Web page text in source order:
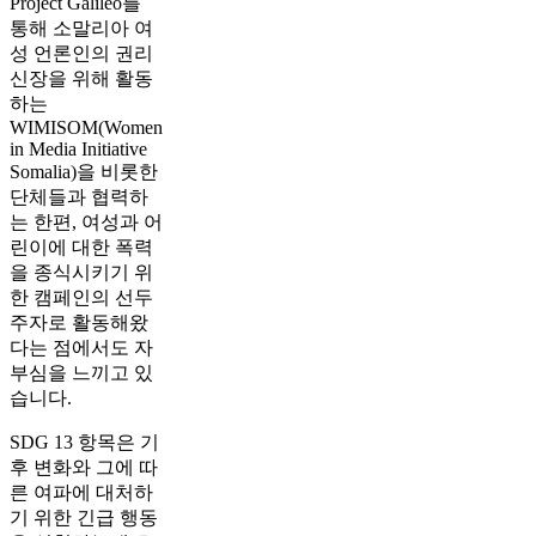
통해 소말리아 여
성 언론인의 권리
신장을 위해 활동
하는
WIMISOM(Women
in Media Initiative
Somalia)을 비롯한
단체들과 협력하
는 한편, 여성과 어
린이에 대한 폭력
을 종식시키기 위
한 캠페인의 선두
주자로 활동해왔
다는 점에서도 자
부심을 느끼고 있
습니다.
SDG 13 항목은 기
후 변화와 그에 따
른 여파에 대처하
기 위한 긴급 행동